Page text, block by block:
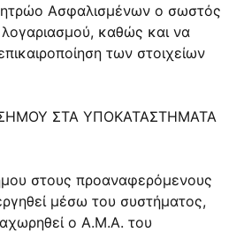
Ασφαλισμένων ο σωστός
καθώς και να
των στοιχείων
ΣΤΑ ΥΠΟΚΑΤΑΣΤΗΜΑΤΑ
στους προαναφερόμενους
μέσω του συστήματος,
ο Α.Μ.Α. του